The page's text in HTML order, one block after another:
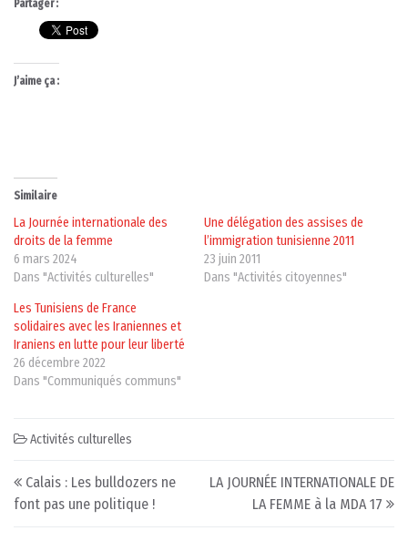
Partager :
J’aime ça :
Similaire
La Journée internationale des
droits de la femme
6 mars 2024
Dans "Activités culturelles"
Une délégation des assises de
l’immigration tunisienne 2011
23 juin 2011
Dans "Activités citoyennes"
Les Tunisiens de France
solidaires avec les Iraniennes et
Iraniens en lutte pour leur liberté
26 décembre 2022
Dans "Communiqués communs"
Activités culturelles
Post navigation
Calais : Les bulldozers ne
font pas une politique !
LA JOURNÉE INTERNATIONALE DE
LA FEMME à la MDA 17